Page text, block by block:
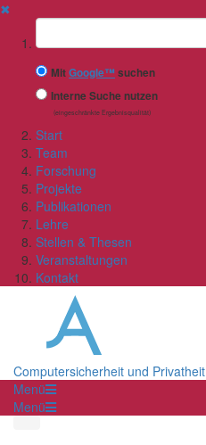
✖
Suchbegriff
MitGoogle™ suchen
Interne Suche nutzen
(eingeschränkte Ergebnisqualität)
Start
Team
Forschung
Projekte
Publikationen
Lehre
Stellen & Thesen
Veranstaltungen
Kontakt
Computersicherheit und Privatheit
Menü
Menü